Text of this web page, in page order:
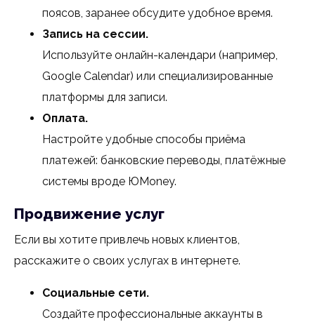
поясов, заранее обсудите удобное время.
Запись на сессии.
Используйте онлайн-календари (например,
Google Calendar) или специализированные
платформы для записи.
Оплата.
Настройте удобные способы приёма
платежей: банковские переводы, платёжные
системы вроде ЮMoney.
Продвижение услуг
Если вы хотите привлечь новых клиентов,
расскажите о своих услугах в интернете.
Социальные сети.
Создайте профессиональные аккаунты в